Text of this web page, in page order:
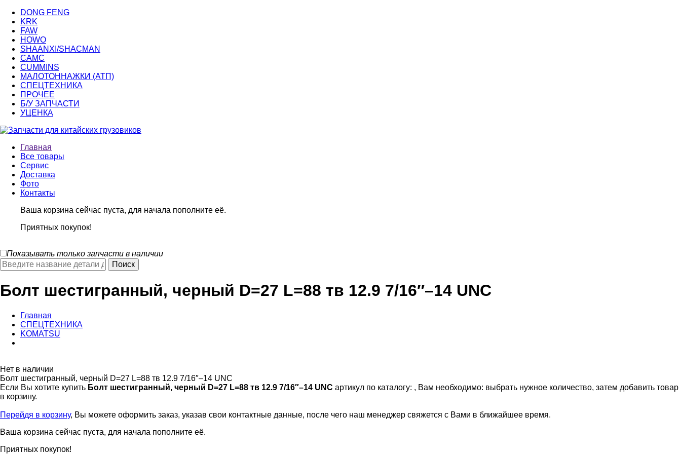
DONG FENG
KRK
FAW
HOWO
SHAANXI/SHACMAN
CAMC
CUMMINS
МАЛОТОННАЖКИ (АТП)
СПЕЦТЕХНИКА
ПРОЧЕЕ
Б/У ЗАПЧАСТИ
УЦЕНКА
Главная
Все товары
Сервис
Доставка
Фото
Контакты
Ваша корзина сейчас пуста, для начала пополните её.
Приятных покупок!
Показывать только запчасти в наличии
Болт шестигранный, черный D=27 L=88 тв 12.9 7/16″–14 UNC
Главная
СПЕЦТЕХНИКА
KOMATSU
Нет в наличии
Болт шестигранный, черный D=27 L=88 тв 12.9 7/16″–14 UNC
Если Вы хотите купить Болт шестигранный, черный D=27 L=88 тв 12.9 7/16″–14 UNC артикул по каталогу: , Вам необходимо: выбрать нужное количество, затем добавить товар
в корзину.
Перейдя в корзину, Вы можете оформить заказ, указав свои контактные данные, после чего наш менеджер свяжется с Вами в ближайшее время.
Ваша корзина сейчас пуста, для начала пополните её.
Приятных покупок!